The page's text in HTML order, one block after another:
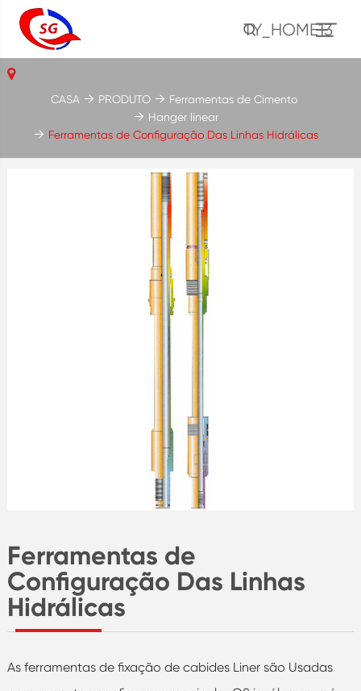
TY_HOME13
Ferramentas de
Configuração Das Linhas
Hidrálicas
As ferramentas de fixação de cabides Liner são Usadas
CASA PRODUTO
Ferramentas de Cimento
Hanger linear
Ferramentas de Configuração Das Linhas Hidrálicas